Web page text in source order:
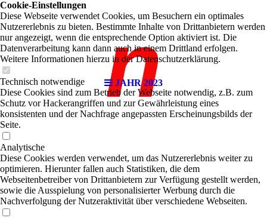
JAHR 2023
n
Cookie-Einstellungen
Diese Webseite verwendet Cookies, um Besuchern ein optimales
Nutzererlebnis zu bieten. Bestimmte Inhalte von Drittanbietern werden
nur angezeigt, wenn die entsprechende Option aktiviert ist. Die
Datenverarbeitung kann dann auch in einem Drittland erfolgen.
Weitere Informationen hierzu in der Datenschutzerklärung.
Technisch notwendige
Diese Cookies sind zum Betrieb der Webseite notwendig, z.B. zum
Schutz vor Hackerangriffen und zur Gewährleistung eines
konsistenten und der Nachfrage angepassten Erscheinungsbilds der
Seite.
Analytische
Diese Cookies werden verwendet, um das Nutzererlebnis weiter zu
optimieren. Hierunter fallen auch Statistiken, die dem
Webseitenbetreiber von Drittanbietern zur Verfügung gestellt werden,
sowie die Ausspielung von personalisierter Werbung durch die
Nachverfolgung der Nutzeraktivität über verschiedene Webseiten.